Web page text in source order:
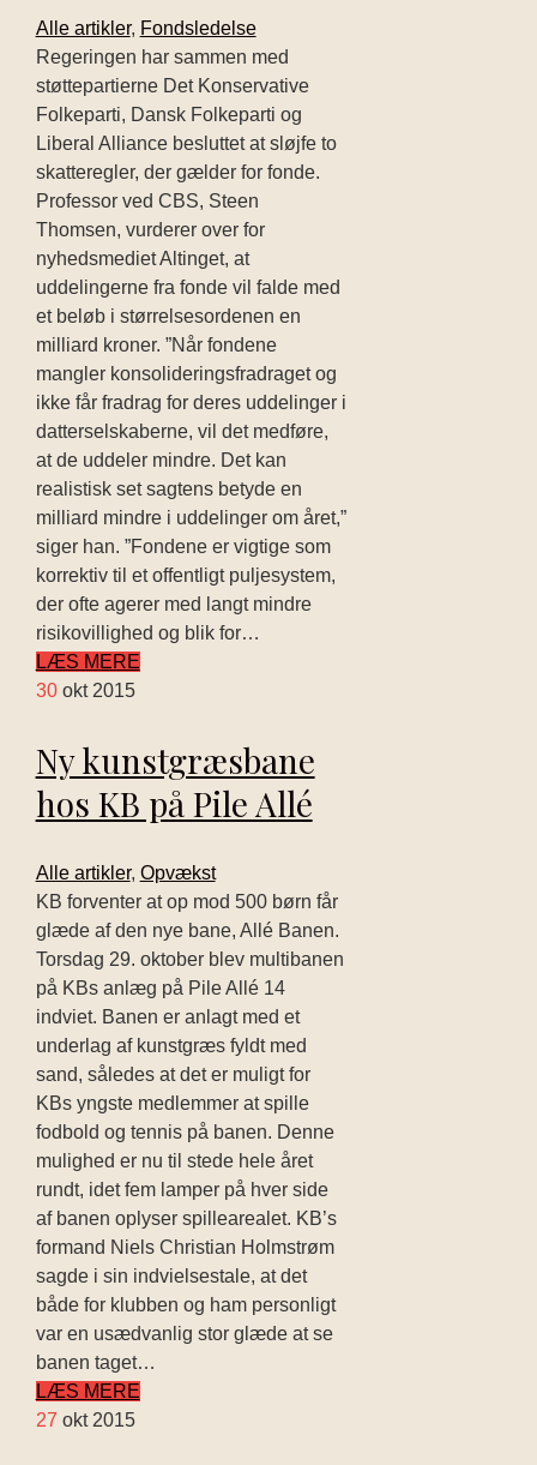
Alle artikler, Fondsledelse
Regeringen har sammen med
støttepartierne Det Konservative
Folkeparti, Dansk Folkeparti og
Liberal Alliance besluttet at sløjfe to
skatteregler, der gælder for fonde.
Professor ved CBS, Steen
Thomsen, vurderer over for
nyhedsmediet Altinget, at
uddelingerne fra fonde vil falde med
et beløb i størrelsesordenen en
milliard kroner. ”Når fondene
mangler konsolideringsfradraget og
ikke får fradrag for deres uddelinger i
datterselskaberne, vil det medføre,
at de uddeler mindre. Det kan
realistisk set sagtens betyde en
milliard mindre i uddelinger om året,”
siger han. ”Fondene er vigtige som
korrektiv til et offentligt puljesystem,
der ofte agerer med langt mindre
risikovillighed og blik for…
LÆS MERE
30 okt 2015
Ny kunstgræsbane
hos KB på Pile Allé
Alle artikler, Opvækst
KB forventer at op mod 500 børn får
glæde af den nye bane, Allé Banen.
Torsdag 29. oktober blev multibanen
på KBs anlæg på Pile Allé 14
indviet. Banen er anlagt med et
underlag af kunstgræs fyldt med
sand, således at det er muligt for
KBs yngste medlemmer at spille
fodbold og tennis på banen. Denne
mulighed er nu til stede hele året
rundt, idet fem lamper på hver side
af banen oplyser spillearealet. KB’s
formand Niels Christian Holmstrøm
sagde i sin indvielsestale, at det
både for klubben og ham personligt
var en usædvanlig stor glæde at se
banen taget…
LÆS MERE
27 okt 2015